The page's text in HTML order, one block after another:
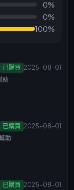
0%
0%
100%
已購買 2025-08-01
助
已購買 2025-08-01
助
已購買 2025-08-01